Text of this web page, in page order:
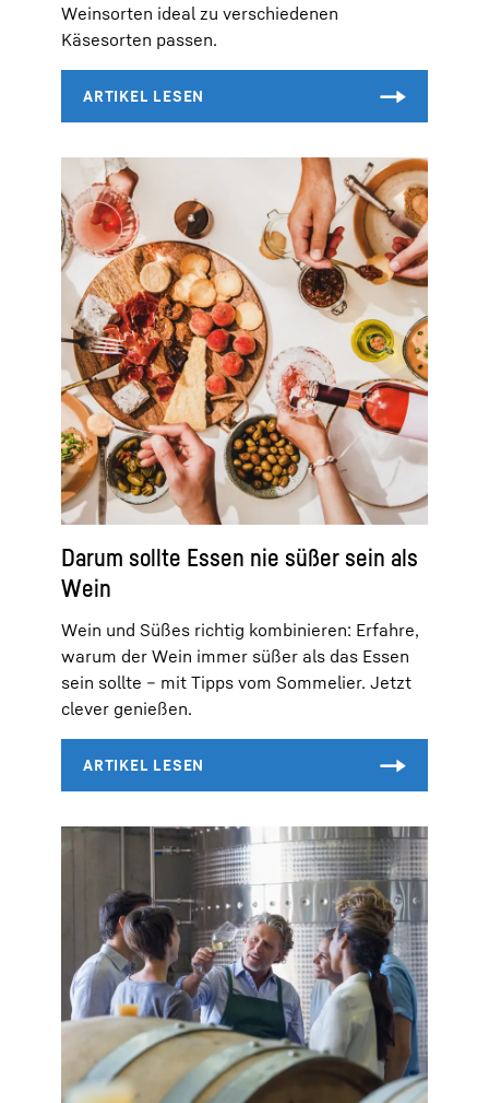
Weinsorten ideal zu verschiedenen
Käsesorten passen.
Darum sollte Essen nie süßer sein als
Wein
Wein und Süßes richtig kombinieren: Erfahre,
warum der Wein immer süßer als das Essen
sein sollte – mit Tipps vom Sommelier. Jetzt
clever genießen.